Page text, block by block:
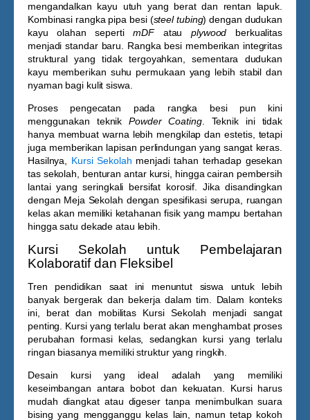
mengandalkan kayu utuh yang berat dan rentan lapuk.
Kombinasi rangka pipa besi (steel tubing) dengan dudukan
kayu olahan sepertimDFatauplywood berkualitas
menjadi standar baru. Rangka besi memberikan integritas
struktural yang tidak tergoyahkan, sementara dudukan
kayu memberikan suhu permukaan yang lebih stabil dan
nyaman bagi kulit siswa.
Proses pengecatan pada rangka besi pun kini
menggunakan teknikPowder Coating. Teknik ini tidak
hanya membuat warna lebih mengkilap dan estetis, tetapi
juga memberikan lapisan perlindungan yang sangat keras.
Hasilnya, Kursi Sekolah menjadi tahan terhadap gesekan
tas sekolah, benturan antar kursi, hingga cairan pembersih
lantai yang seringkali bersifat korosif. Jika disandingkan
dengan Meja Sekolah dengan spesifikasi serupa, ruangan
kelas akan memiliki ketahanan fisik yang mampu bertahan
hingga satu dekade atau lebih.
Kursi Sekolah untuk Pembelajaran
Kolaboratif dan Fleksibel
Tren pendidikan saat ini menuntut siswa untuk lebih
banyak bergerak dan bekerja dalam tim. Dalam konteks
ini, berat dan mobilitas Kursi Sekolah menjadi sangat
penting. Kursi yang terlalu berat akan menghambat proses
perubahan formasi kelas, sedangkan kursi yang terlalu
ringan biasanya memiliki struktur yang ringkih.
Desain kursi yang ideal adalah yang memiliki
keseimbangan antara bobot dan kekuatan. Kursi harus
mudah diangkat atau digeser tanpa menimbulkan suara
bising yang mengganggu kelas lain, namun tetap kokoh